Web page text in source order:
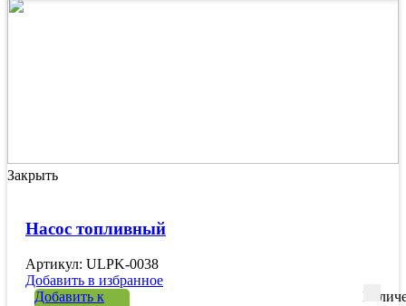
Закрыть
Насос топливный
Артикул: ULPK-0038
Добавить в избранное
Добавить к